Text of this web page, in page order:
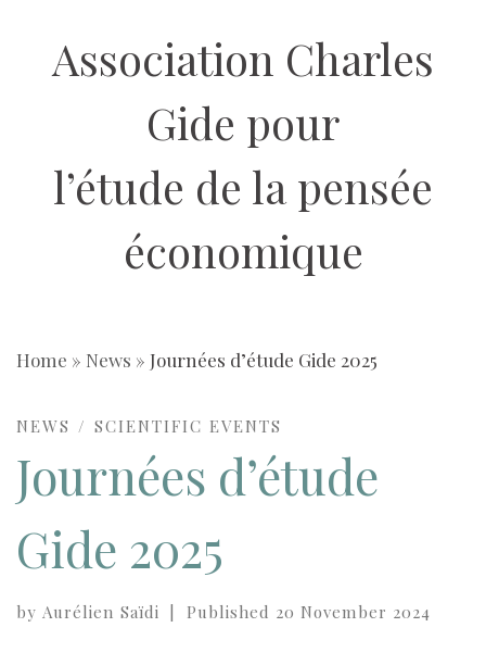
contentAssociation Charles
Gide pour
l’étude de la pensée
économique
Home » News » Journées d’étude Gide 2025
NEWS SCIENTIFIC EVENTS
Journées d’étude
Gide 2025
by Aurélien Saïdi Published 20 November 2024